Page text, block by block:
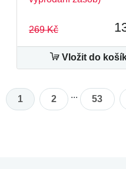
269 Kč
Vložit do
1 2 ... 53